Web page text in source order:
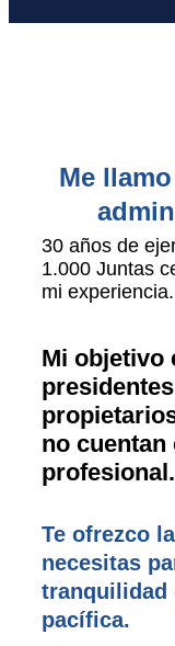
Me
30 años de
1.000 Juntas
mi experiencia.
Mi objetivo
no
profesional.
Te ofrezco
necesitas
tranquilidad
pacífica.